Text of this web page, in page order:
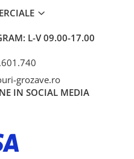
L-V 09.00-17.00
grozave.ro
IN SOCIAL MEDIA